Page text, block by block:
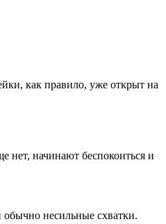
как правило, уже открыт на
начинают беспокоиться и
несильные схватки.